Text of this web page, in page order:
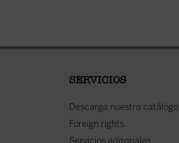
SERVICIOS
Descarga nuestro catálogo
Foreign rights
Servicios editoriales